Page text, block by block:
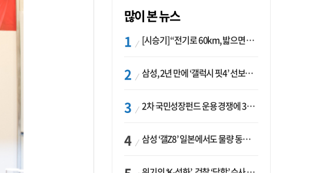
많이 본 뉴스
[시승기] “전기로 60km, 밟으면 462마력”…볼보 XC60 T8의 두 얼굴
삼성, 2년 만에 ‘갤럭시 핏4’ 선보이나…웨어러블 생태계 확장 ‘시동’
2차 국민성장펀드 운용 경쟁에 33개사 몰렸다…신한·하나 등 새 얼굴 대거 합류
삼성 ‘갤Z8’ 일본에서도 물량 동났다…애플 참전 앞두고 선두 수성 ‘시험대’